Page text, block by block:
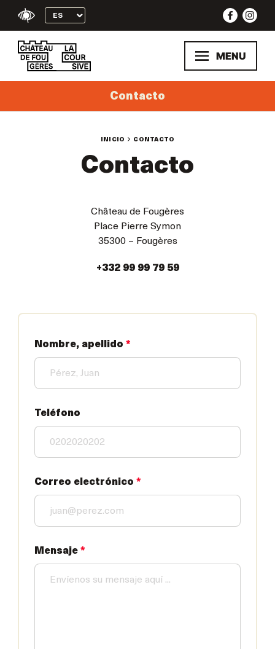
MENU
Contacto
INICIO CONTACTO
Contacto
Château de Fougères
Place Pierre Symon
35300 – Fougères
+332 99 99 79 59
Nombre, apellido *
Teléfono
Correo electrónico *
Mensaje *